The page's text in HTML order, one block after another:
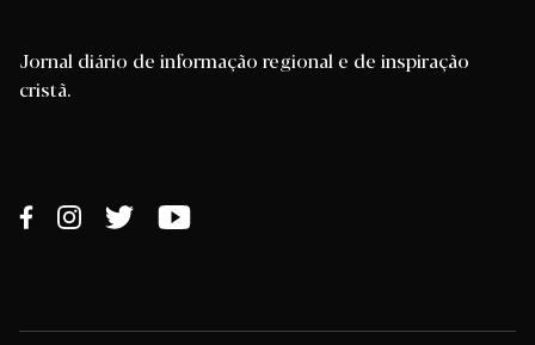
Jornal diário de informação regional e de inspiração
cristã.